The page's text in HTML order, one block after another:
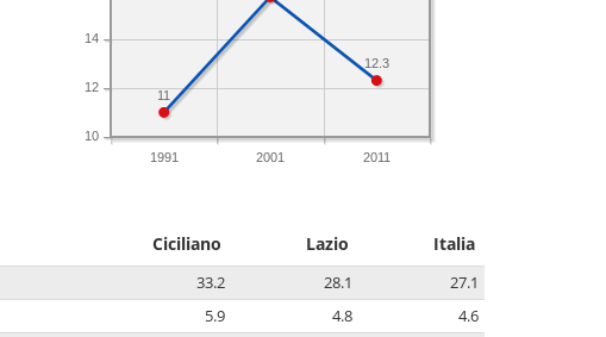
1991 2001 2011
10
12
14
12.3
11
Ciciliano Lazio Italia
33.2 28.1
27.1
5.9 4.8
4.6